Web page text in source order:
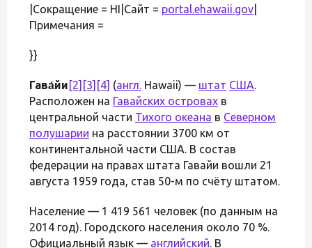
|Сокращение = HI|Сайт = portal.ehawaii.gov
Примечания =
}}
Гава́йи [2] [3] [4] (англ. Hawaii) — штат США.
Расположен на Гавайских островах в
центральной части Тихого океана в Северном
полушарии на расстоянии 3700 км от
континентальной части США. В состав
федерации на правах штата Гавайи вошли 21
августа 1959 года, став 50-м по счёту штатом.
Население — 1 419 561 человек (по данным на
2014 год). Городского населения около 70 %.
Официальный язык — английский. В